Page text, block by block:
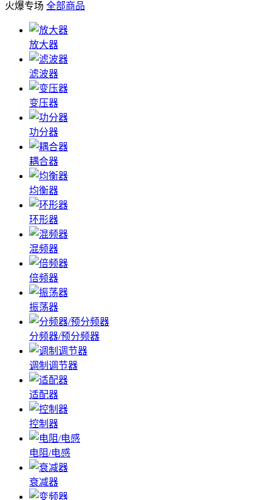
火爆专场 全部商品
放大器
滤波器
变压器
功分器
耦合器
均衡器
环形器
混频器
倍频器
振荡器
分频器/预分频器
调制调节器
适配器
控制器
电阻/电感
衰减器